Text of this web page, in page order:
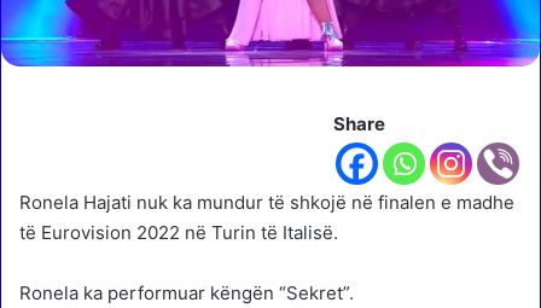
Share
Ronela Hajati nuk ka mundur të shkojë në finalen e madhe
të Eurovision 2022 në Turin të Italisë.
Ronela ka performuar këngën “Sekret”.